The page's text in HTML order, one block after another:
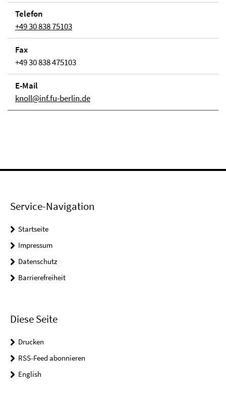
Telefon
+49 30 838 75103
Fax
+49 30 838 475103
E-Mail
knoll@inf.fu-berlin.de
Service-Navigation
Startseite
Impressum
Datenschutz
Barrierefreiheit
Diese Seite
Drucken
RSS-Feed abonnieren
English